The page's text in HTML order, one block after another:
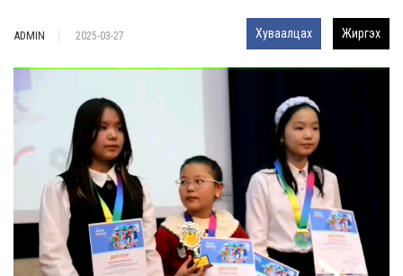
ADMIN 2025-03-27 Хуваалцах Жиргэх